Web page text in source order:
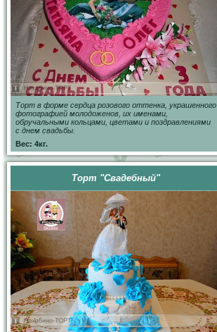
Торт в форме сердца розового оттенка, украшенного
фотографией молодоженов, их именами,
обручальными кольцами, цветами и поздравлениями
с днем свадьбы.
Вес: 4кг.
Торт "Свадебный"